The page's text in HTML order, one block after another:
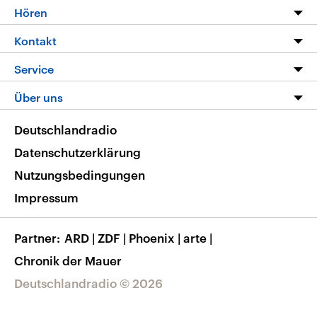
Programm
Die Nachrichten
Nachrichtenleicht
Neue Beiträge auf dlf.de
Hören
Livestream
Podcasts
Deutschlandfunk App
Nachrichten App
Frequenzen
Kontakt
Hörerservice
Service
FAQ
Veranstaltungen
Musikliste
RSS
Über uns
Barrierefreiheit
Deutschlandradio © 2026
Deutschlandradio
Datenschutzerklärung
Nutzungsbedingungen
Impressum
Partner ARD | ZDF | Phoenix | arte |
Chronik der Mauer